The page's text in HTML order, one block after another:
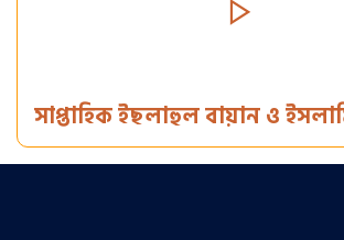
সাপ্তাহিক ইছলাহুল বায়ান ও
সঙ্গীতানুষ্ঠান (১৮-১১-২০২৪ ইং)